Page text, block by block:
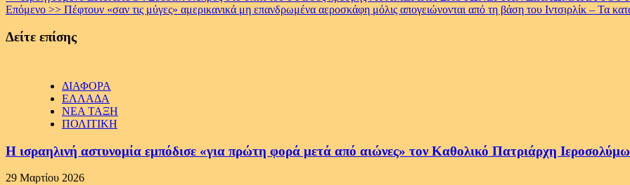
Reading
Επόμενο >> Πέφτουν «σαν τις μύγες» αμερικανικά μη επανδρωμένα αεροσκάφη μόλις απογειώνονται από τη βάση του Ιντσιρλίκ – Τα
Δείτε επίσης
ΔΙΑΦΟΡΑ
ΕΛΛΑΔΑ
ΝΕΑ ΤΑΞΗ
ΠΟΛΙΤΙΚΗ
Η ισραηλινή αστυνομία εμπόδισε «για πρώτη φορά μετά από αιώνες» τον Καθολικό Πατριάρχη
29 Μαρτίου 2026